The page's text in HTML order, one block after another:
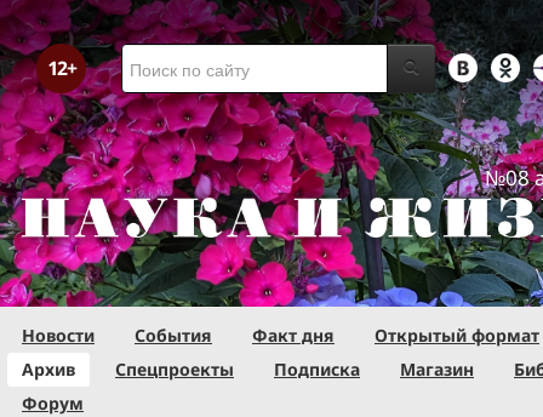
№08
Новости События Факт дня
Открытый формат
Архив
Спецпроекты Подписка Магазин
Форум